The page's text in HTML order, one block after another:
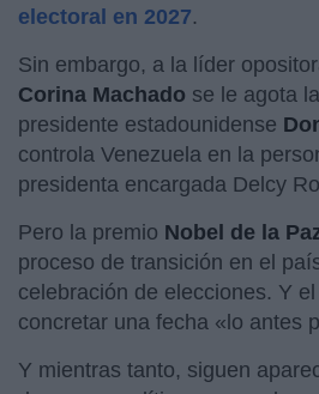
electoral en 2027.
Sin embargo, a la líder
Corina Machado se le agota
presidente estadounidense
controla Venezuela en la
presidenta encargada Delcy
Pero la premio Nobel de la
proceso de transición en el
celebración de elecciones. Y
concretar una fecha «lo antes
Y mientras tanto, siguen